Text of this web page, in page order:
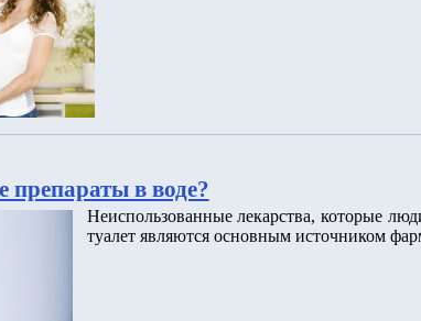
препараты в воде?
Неиспользованные лекарства, которые
туалет являются основным источником